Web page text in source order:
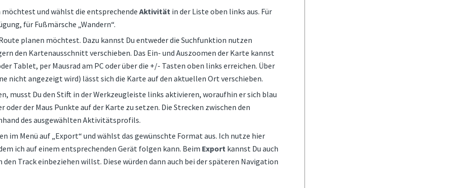
und wählst die entsprechende Aktivität in der Liste oben links aus. Für
für Fußmärsche „Wandern“.
planen möchtest. Dazu kannst Du entweder die Suchfunktion nutzen
den Kartenausschnitt verschieben. Das Ein- und Auszoomen der Karte kannst
Tablet, per Mausrad am PC oder über die +/- Tasten oben links erreichen. Über
nicht angezeigt wird) lässt sich die Karte auf den aktuellen Ort verschieben.
musst Du den Stift in der Werkzeugleiste links aktivieren, woraufhin er sich blau
der Maus Punkte auf der Karte zu setzen. Die Strecken zwischen den
des ausgewählten Aktivitätsprofils.
im Menü auf „Export“ und wählst das gewünschte Format aus. Ich nutze hier
ich auf einem entsprechenden Gerät folgen kann. Beim Export kannst Du auch
Track einbeziehen willst. Diese würden dann auch bei der späteren Navigation